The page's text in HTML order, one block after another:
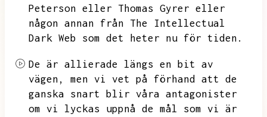
Peterson eller Thomas Gyrer eller
någon annan från The Intellectual
Dark Web som det heter nu för tiden.
De är allierade längs en bit av
vägen,
men vi vet på förhand att de
ganska snart blir våra antagonister
om vi lyckas uppnå de mål som vi är